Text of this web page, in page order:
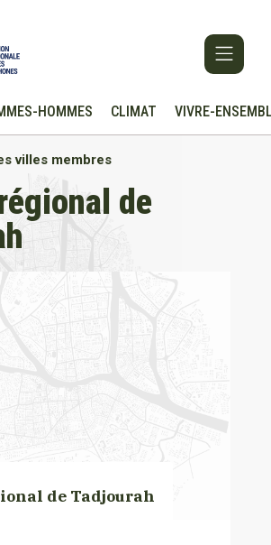
HOMMES CLIMAT VIVRE-
villes membres
de
de Tadjourah